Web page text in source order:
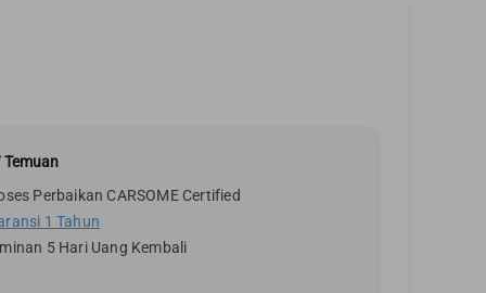
Temuan
Perbaikan CARSOME Certified
1 Tahun
5 Hari Uang Kembali